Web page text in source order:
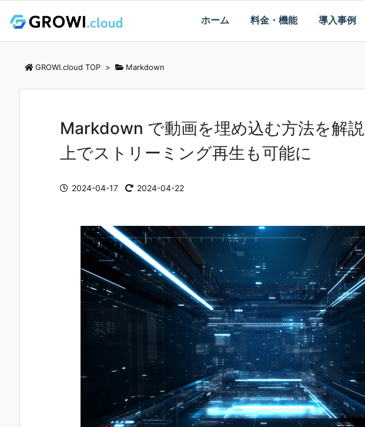
ホーム 料金・機能 導入事例
GROWI.cloud TOP > Markdown
Markdown で動画を埋め込む方法を解
上でストリーミング再生も可能に
2024-04-17 2024-04-22